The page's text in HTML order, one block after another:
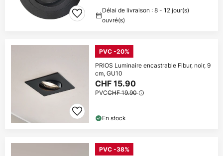
Délai de livraison : 8 - 12 jour(s)
ouvré(s)
PVC -20%
PRIOS Luminaire encastrable Fibur, noir, 9
cm, GU10
CHF 15.90
PVCCHF 19.90
En stock
PVC -38%